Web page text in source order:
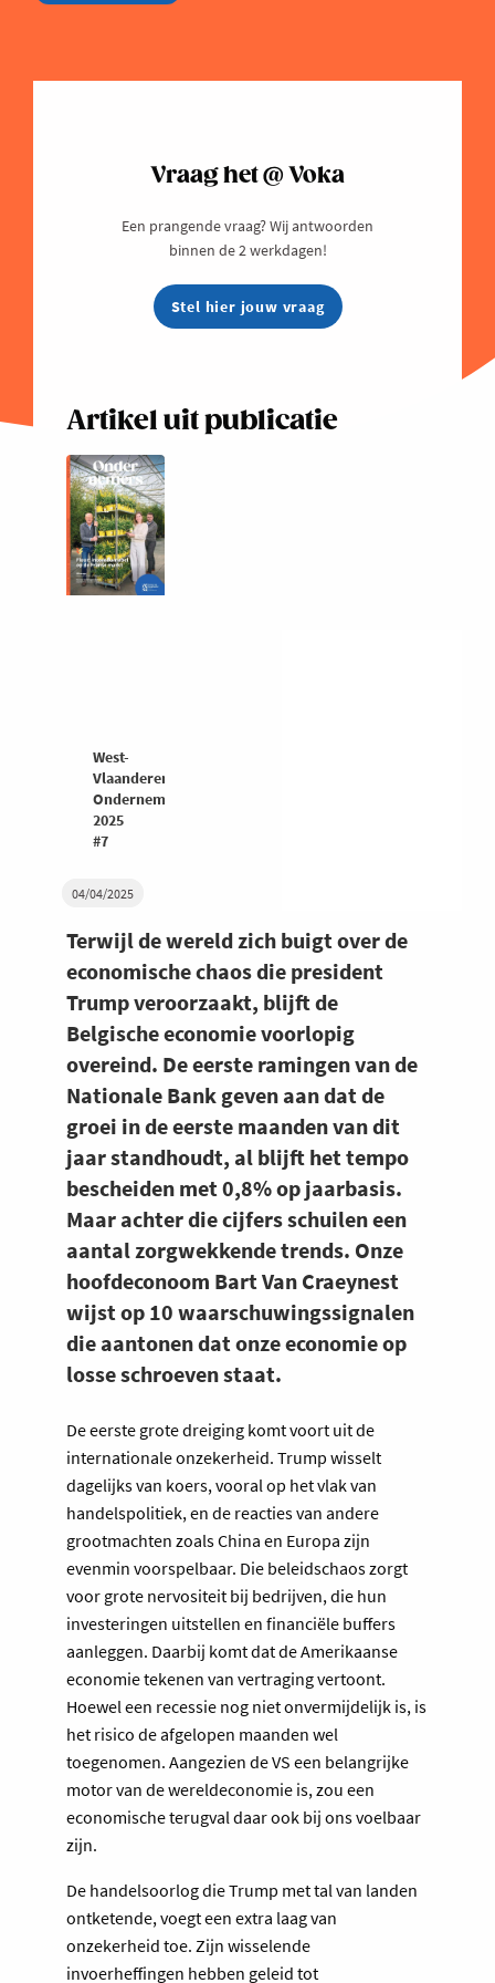
04/04/2025
Terwijl de wereld zich buigt over de
economische chaos die president
Trump veroorzaakt, blijft de
Belgische economie voorlopig
overeind. De eerste ramingen van de
Nationale Bank geven aan dat de
groei in de eerste maanden van dit
jaar standhoudt, al blijft het tempo
bescheiden met 0,8% op jaarbasis.
Maar achter die cijfers schuilen een
aantal zorgwekkende trends. Onze
hoofdeconoom Bart Van Craeynest
wijst op 10 waarschuwingssignalen
die aantonen dat onze economie op
losse schroeven staat.
De eerste grote dreiging komt voort uit de
internationale onzekerheid. Trump wisselt
dagelijks van koers, vooral op het vlak van
handelspolitiek, en de reacties van andere
grootmachten zoals China en Europa zijn
evenmin voorspelbaar. Die beleidschaos zorgt
voor grote nervositeit bij bedrijven, die hun
investeringen uitstellen en financiële buffers
aanleggen. Daarbij komt dat de Amerikaanse
economie tekenen van vertraging vertoont.
Hoewel een recessie nog niet onvermijdelijk is, is
het risico de afgelopen maanden wel
toegenomen. Aangezien de VS een belangrijke
motor van de wereldeconomie is, zou een
economische terugval daar ook bij ons voelbaar
zijn.
De handelsoorlog die Trump met tal van landen
ontketende, voegt een extra laag van
onzekerheid toe. Zijn wisselende
invoerheffingen hebben geleid tot
Vraag het @ Voka
Een prangende vraag? Wij antwoorden
binnen de 2 werkdagen!
Stel hier jouw vraag
Artikel uit publicatie
West-
Vlaanderen
Ondernemers
2025
#7